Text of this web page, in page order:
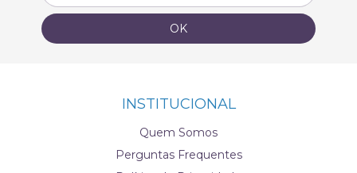
INSTITUCIONAL
Quem Somos
Perguntas Frequentes